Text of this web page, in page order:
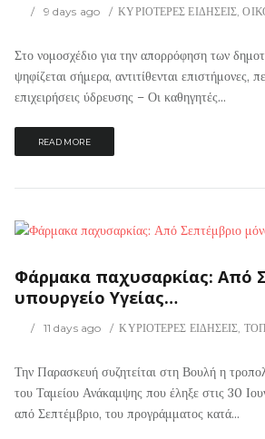
9 days ago ΚΥΡΙΟΤΕΡΕΣ ΕΙΔΗΣΕΙΣ,
Στο νομοσχέδιο για την απορρόφηση των
ψηφίζεται σήμερα, αντιτίθενται επιστήμονες,
επιχειρήσεις ύδρευσης – Οι καθηγητές...
READ MORE
Φάρμακα παχυσαρκίας: Από
υπουργείο Υγείας…
11 days ago ΚΥΡΙΟΤΕΡΕΣ ΕΙΔΗΣΕΙΣ
Την Παρασκευή συζητείται στη Βουλή η
του Ταμείου Ανάκαμψης που έληξε στις 30
από Σεπτέμβριο, του προγράμματος κατά...